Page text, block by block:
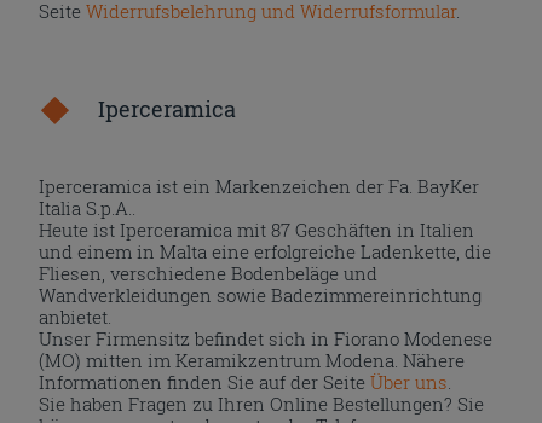
SeiteWiderrufsbelehrung und Widerrufsformular.
Iperceramica
Iperceramica ist ein Markenzeichen der Fa. BayKer
Italia S.p.A..
Heute ist Iperceramica mit 87 Geschäften in Italien
und einem in Malta eine erfolgreiche Ladenkette, die
Fliesen, verschiedene Bodenbeläge und
Wandverkleidungen sowie Badezimmereinrichtung
anbietet.
Unser Firmensitz befindet sich in Fiorano Modenese
(MO) mitten im Keramikzentrum Modena. Nähere
Informationen finden Sie auf der Seite Über uns
Sie haben Fragen zu Ihren Online Bestellungen? Sie